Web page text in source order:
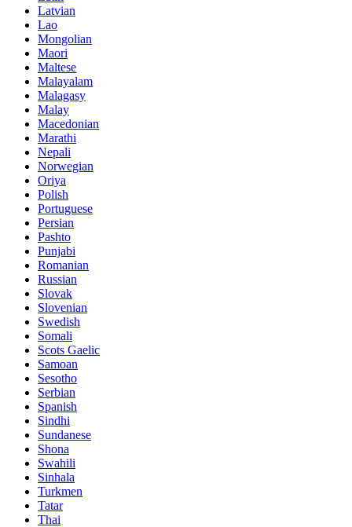
Latvian
Lao
Mongolian
Maori
Maltese
Malayalam
Malagasy
Malay
Macedonian
Marathi
Nepali
Norwegian
Oriya
Polish
Portuguese
Persian
Pashto
Punjabi
Romanian
Russian
Slovak
Slovenian
Swedish
Somali
Scots Gaelic
Samoan
Sesotho
Serbian
Spanish
Sindhi
Sundanese
Shona
Swahili
Sinhala
Turkmen
Tatar
Thai